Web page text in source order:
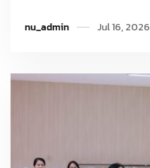
nu_admin Jul 16, 2026